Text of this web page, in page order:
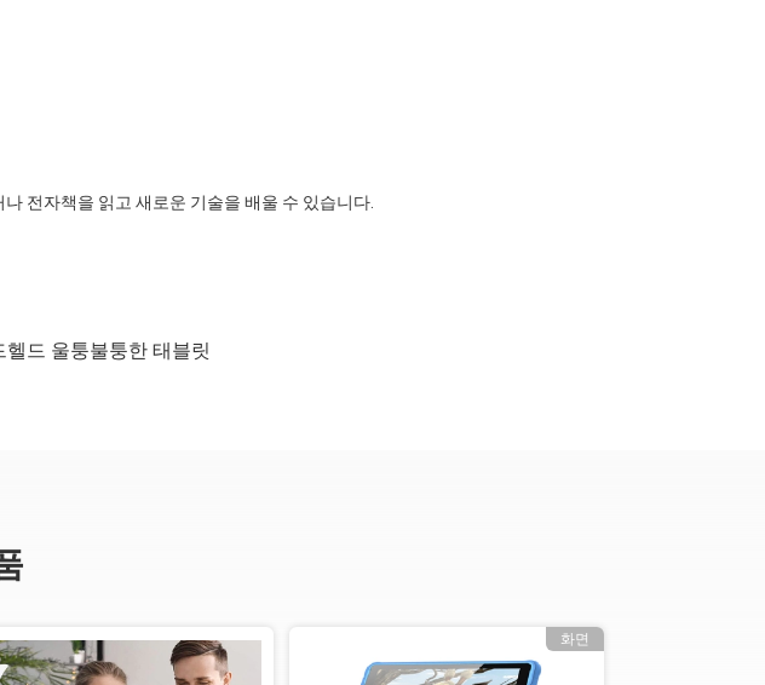
전자책을 읽고 새로운 기술을 배울 수 있습니다.
헬드 울퉁불퉁한 태블릿
화면